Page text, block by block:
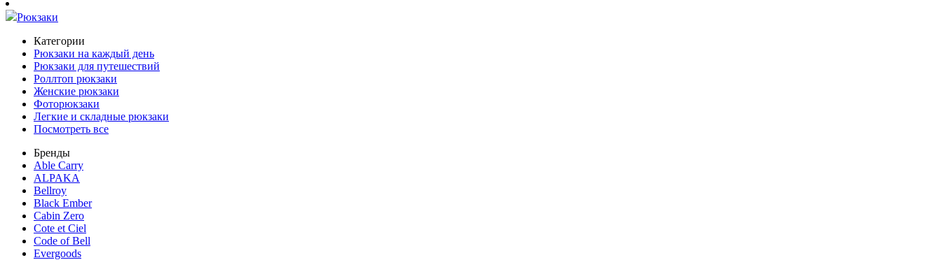
Рюкзаки
Категории
Рюкзаки на каждый день
Рюкзаки для путешествий
Роллтоп рюкзаки
Женские рюкзаки
Фоторюкзаки
Легкие и складные рюкзаки
Посмотреть все
Бренды
Able Carry
ALPAKA
Bellroy
Black Ember
Cabin Zero
Cote et Ciel
Code of Bell
Evergoods